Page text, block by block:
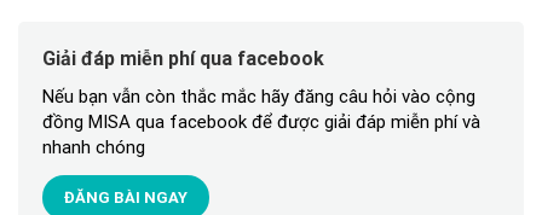
Giải đáp miễn phí qua facebook
Nếu bạn vẫn còn thắc mắc hãy đăng câu hỏi vào cộng
đồng MISA qua facebook để được giải đáp miễn phí và
nhanh chóng
ĐĂNG BÀI NGAY